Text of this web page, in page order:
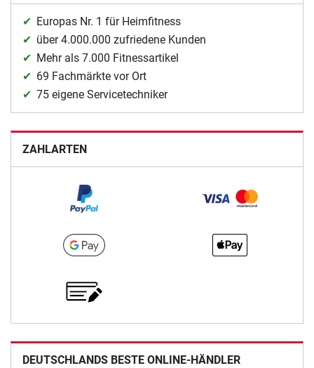
Europas Nr. 1 für Heimfitness
über 4.000.000 zufriedene Kunden
Mehr als 7.000 Fitnessartikel
69 Fachmärkte vor Ort
75 eigene Servicetechniker
ZAHLARTEN
DEUTSCHLANDS BESTE ONLINE-HÄNDLER